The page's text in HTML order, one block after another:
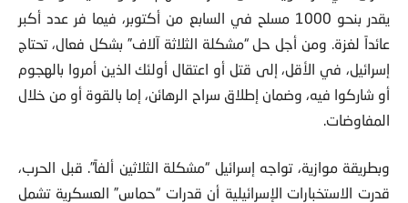
يقدر بنحو 1000 مسلح في السابع من أكتوبر، فيما فر عدد أكبر
عائداً لغزة. ومن أجل حل “مشكلة الثلاثة آلاف” بشكل فعال، تحتاج
إسرائيل، في الأقل، إلى قتل أو اعتقال أولئك الذين أمروا بالهجوم
أو شاركوا فيه، وضمان إطلاق سراح الرهائن، إما بالقوة أو من خلال
المفاوضات.
وبطريقة موازية، تواجه إسرائيل “مشكلة الثلاثين ألفاً”. قبل الحرب،
قدرت الاستخبارات الإسرائيلية أن قدرات “حماس” العسكرية تشمل